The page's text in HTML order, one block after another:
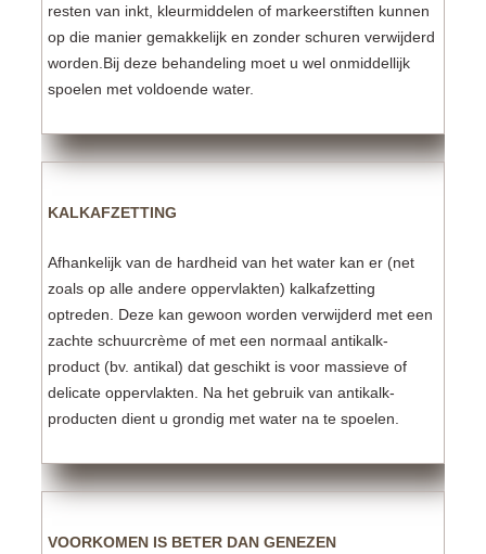
resten van inkt, kleurmiddelen of markeerstiften kunnen
op die manier gemakkelijk en zonder schuren verwijderd
worden.Bij deze behandeling moet u wel onmiddellijk
spoelen met voldoende water.
KALKAFZETTING
Afhankelijk van de hardheid van het water kan er (net
zoals op alle andere oppervlakten) kalkafzetting
optreden. Deze kan gewoon worden verwijderd met een
zachte schuurcrème of met een normaal antikalk-
product (bv. antikal) dat geschikt is voor massieve of
delicate oppervlakten. Na het gebruik van antikalk-
producten dient u grondig met water na te spoelen.
VOORKOMEN IS BETER DAN GENEZEN